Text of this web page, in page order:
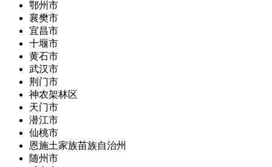
鄂州市
襄樊市
宜昌市
十堰市
黄石市
武汉市
荆门市
神农架林区
天门市
潜江市
仙桃市
恩施土家族苗族自治州
随州市